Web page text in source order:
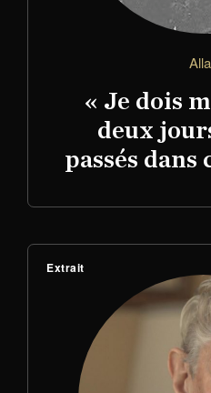
« Je dois
deux
passés dans
Extrait